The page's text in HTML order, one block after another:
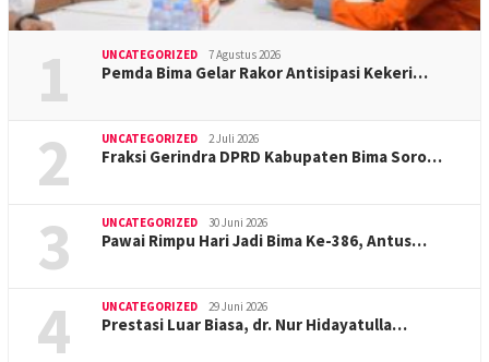
1 UNCATEGORIZED 7 Agustus 2026
Pemda Bima Gelar Rakor Antisipasi Kekeri…
2 UNCATEGORIZED 2 Juli 2026
Fraksi Gerindra DPRD Kabupaten Bima Soro…
3 UNCATEGORIZED 30 Juni 2026
Pawai Rimpu Hari Jadi Bima Ke-386, Antus…
4 UNCATEGORIZED 29 Juni 2026
Prestasi Luar Biasa, dr. Nur Hidayatulla…